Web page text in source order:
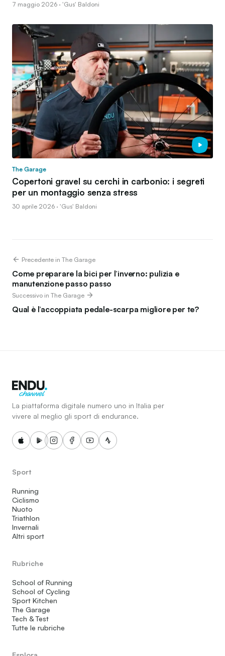
7 maggio 2026 · 'Gus' Baldoni
The Garage
Copertoni gravel su cerchi in carbonio: i segreti
per un montaggio senza stress
30 aprile 2026 · 'Gus' Baldoni
Precedente in The Garage
Come preparare la bici per l’inverno: pulizia e
manutenzione passo passo
Successivo in The Garage
Qual è l’accoppiata pedale-scarpa migliore per te?
La piattaforma digitale numero uno in Italia per
vivere al meglio gli sport di endurance.
Sport
Running
Ciclismo
Nuoto
Triathlon
Invernali
Altri sport
Rubriche
School of Running
School of Cycling
Sport Kitchen
The Garage
Tech & Test
Tutte le rubriche